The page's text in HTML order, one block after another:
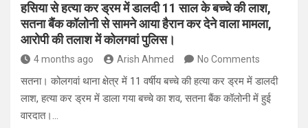
हसिया से हत्या कर ड्रम में डालदी 11 साल के बच्चे की लाश,
सतना बैंक कॉलोनी से सामने आया हैरान कर देने वाला मामला,
आरोपी की तलाश में कोलगवां पुलिस।
4 months ago Arish Ahmed No Comments
सतना। कोलगवां थाना क्षेत्र में 11 वर्षीय बच्चे की हत्या कर ड्रम में डालदी
लाश, हत्या कर ड्रम में डाला गया बच्चे का शव, सतना बैंक कॉलोनी में हुई
वारदात।…